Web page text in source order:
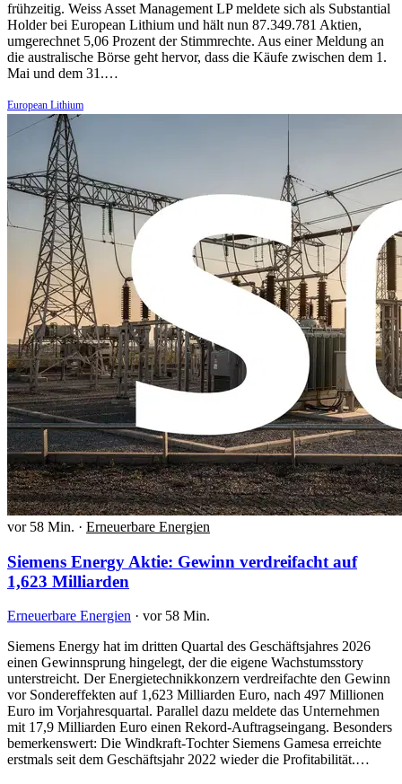
frühzeitig. Weiss Asset Management LP meldete sich als Substantial
Holder bei European Lithium und hält nun 87.349.781 Aktien,
umgerechnet 5,06 Prozent der Stimmrechte. Aus einer Meldung an
die australische Börse geht hervor, dass die Käufe zwischen dem 1.
Mai und dem 31.…
European Lithium
vor 58 Min. · Erneuerbare Energien
Siemens Energy Aktie: Gewinn verdreifacht auf
1,623 Milliarden
Erneuerbare Energien · vor 58 Min.
Siemens Energy hat im dritten Quartal des Geschäftsjahres 2026
einen Gewinnsprung hingelegt, der die eigene Wachstumsstory
unterstreicht. Der Energietechnikkonzern verdreifachte den Gewinn
vor Sondereffekten auf 1,623 Milliarden Euro, nach 497 Millionen
Euro im Vorjahresquartal. Parallel dazu meldete das Unternehmen
mit 17,9 Milliarden Euro einen Rekord-Auftragseingang. Besonders
bemerkenswert: Die Windkraft-Tochter Siemens Gamesa erreichte
erstmals seit dem Geschäftsjahr 2022 wieder die Profitabilität.…